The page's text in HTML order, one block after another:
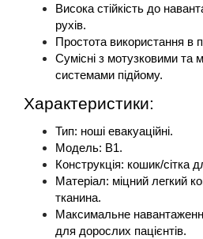
Висока стійкість до
рухів.
Простота використання в
Сумісні з мотузковими та
системами підйому.
Характеристики:
Тип: ноші евакуаційні.
Модель: В1.
Конструкція: кошик/сітка
Матеріал: міцний легкий
тканина.
Максимальне
для дорослих пацієнтів.